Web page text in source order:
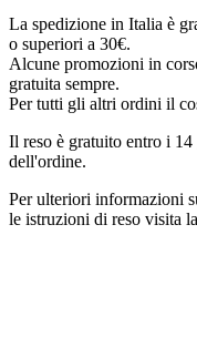
La spedizione in Italia è
o superiori a 30€.
Alcune promozioni in
gratuita sempre.
Per tutti gli altri ordini il
Il reso è gratuito entro i
dell'ordine.
Per ulteriori informazioni
le istruzioni di reso visita